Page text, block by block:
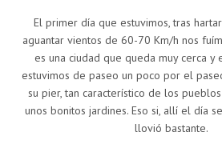
El primer día que estuvimos, tras
aguantar vientos de 60-70 Km/h nos
es una ciudad que queda muy cerca y
estuvimos de paseo un poco por el
su pier, tan característico de los
unos bonitos jardines. Eso si, allí el día
llovió bastante.